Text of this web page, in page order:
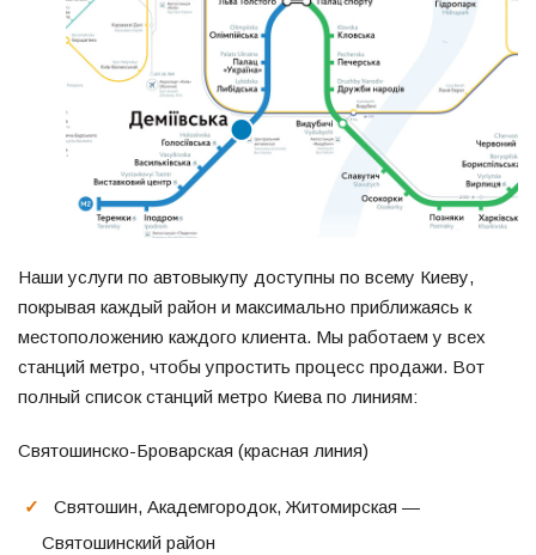
Наши услуги по автовыкупу доступны по всему Киеву,
покрывая каждый район и максимально приближаясь к
местоположению каждого клиента. Мы работаем у всех
станций метро, чтобы упростить процесс продажи. Вот
полный список станций метро Киева по линиям:
Святошинско-Броварская (красная линия)
Святошин, Академгородок, Житомирская —
Святошинский район